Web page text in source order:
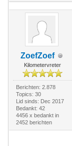
ZoefZoef
Kilometervreter
Berichten: 2.878
Topics: 30
Lid sinds: Dec 2017
Bedankt: 42
4456 x bedankt in
2452 berichten